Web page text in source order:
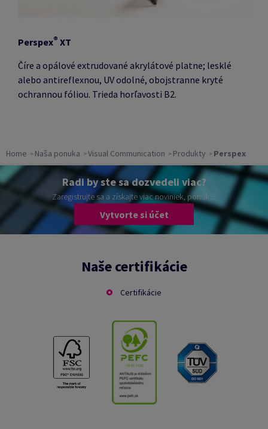
Perspex® XT
Číre a opálové extrudované akrylátové platne; lesklé
alebo antireflexnou, UV odolné, obojstranne kryté
ochrannou fóliou. Trieda horľavosti B2.
Home Naša ponuka Visual Communication Produkty Perspex
Radi by ste sa dozvedeli viac?
Zaregistrujte sa a získajte viac noviniek, ponúk ...
Vytvorte si účet
Naše certifikácie
Certifikácie